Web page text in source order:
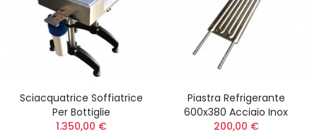
Sciacquatrice Soffiatrice
Per Bottiglie
1.350,00 €
Piastra Refrigerante
600x380 Acciaio Inox
200,00 €